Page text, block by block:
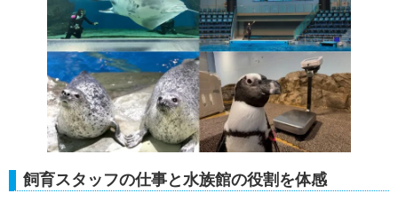
飼育スタッフの仕事と水族館の役割を体感